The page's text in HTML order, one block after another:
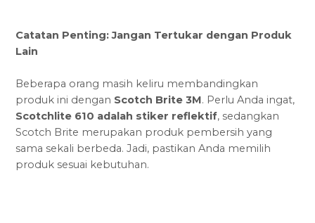
Catatan Penting: Jangan Tertukar dengan Produk
Lain
Beberapa orang masih keliru membandingkan
produk ini dengan Scotch Brite 3M. Perlu Anda ingat,
Scotchlite 610 adalah stiker reflektif, sedangkan
Scotch Brite merupakan produk pembersih yang
sama sekali berbeda. Jadi, pastikan Anda memilih
produk sesuai kebutuhan.